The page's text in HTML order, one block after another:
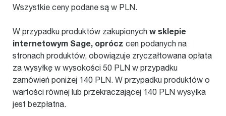
Wszystkie ceny podane są w PLN.
W przypadku produktów zakupionych w sklepie
internetowym Sage, oprócz cen podanych na
stronach produktów, obowiązuje zryczałtowana opłata
za wysyłkę w wysokości 50 PLN w przypadku
zamówień poniżej 140 PLN. W przypadku produktów o
wartości równej lub przekraczającej 140 PLN wysyłka
jest bezpłatna.